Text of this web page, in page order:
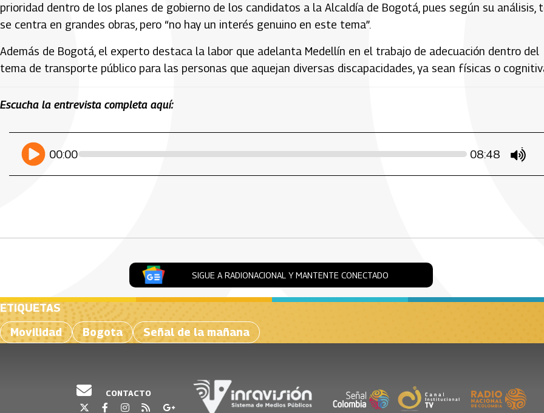
prioridad dentro de los planes de gobierno de los candidatos a la Alcaldía de Bogotá, pues según su análisis,
se centra en grandes obras, pero “no hay un interés genuino en este tema”.
Además de Bogotá, el experto destaca la labor que adelanta Medellín en el trabajo de adecuación dentro del
tema de transporte público para las personas que aquejan diversas discapacidades, ya sean físicas o
Escucha la entrevista completa aquí:
Artículos Player
Player Articulos
play
mute
00:00 08:48
SIGUE A RADIONACIONAL Y MANTENTE CONECTADO
ETIQUETAS
Movilidad
Bogota Señal de la mañana
CONTACTO